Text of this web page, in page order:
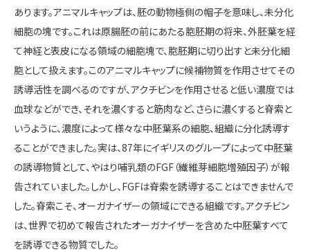
あります。アニマルキャップは、胚の動物極側の帽子を意味し、未分化
細胞の塊です。これは原腸胚の前にあたる胞胚期の将来、外胚葉を経
て神経と表皮になる領域の細胞塊で、胞胚期に切り出すと未分化細
胞として扱えます。このアニマルキャップに候補物質を作用させてその
誘導活性を調べるのですが、アクチビンを作用させると低い濃度では
血球などができ、それを濃くすると筋肉など、さらに濃くすると脊索と
いうように、濃度によって様々な中胚葉系の細胞、組織に分化誘導す
ることができました。実は、87年にイギリスのグループによって中胚葉
の誘導物質として、やはり哺乳類のFGF（繊維芽細胞増殖因子）が報
告されていました。しかし、FGFは脊索を誘導することはできませんで
した。脊索こそ、オーガナイザーの領域にできる組織です。アクチビン
は、世界で初めて報告されたオーガナイザーを含めた中胚葉すべて
を誘導できる物質でした。